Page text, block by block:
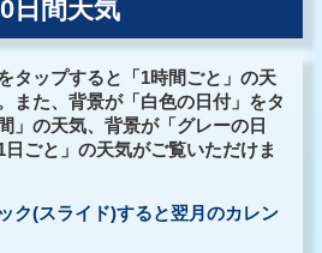
日間天気
タップすると「1時間ごと」の天
また、背景が「白色の日付」をタ
」の天気、背景が「グレーの日
ごと」の天気がご覧いただけま
ク(スライド)すると翌月のカレン